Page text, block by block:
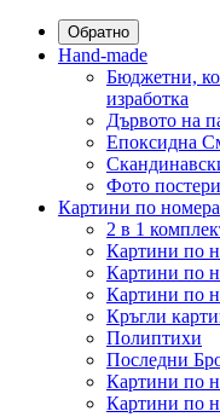
Обратно
Hand-made
Бюджетни,
изработка
Дървото на
Епоксидна
Фото
Картини по номера
2 в 1
Картини по
Картини по
Картини по
Кръгли
Полиптихи
Последни
Картини по
Картини по